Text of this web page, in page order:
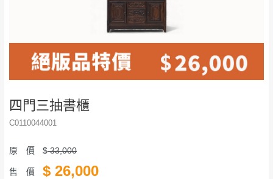
四門三抽書櫃
C0110044001
原 價 $33,000
售 價 $ 26,000